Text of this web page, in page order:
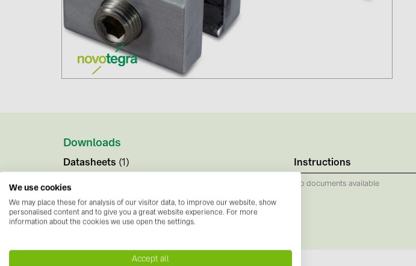
Downloads
Datasheets (1) Instructions
No documents available
We use cookies
We may place these for analysis of our visitor data, to improve our website, show
personalised content and to give you a great website experience. For more
information about the cookies we use open the settings.
Accept all